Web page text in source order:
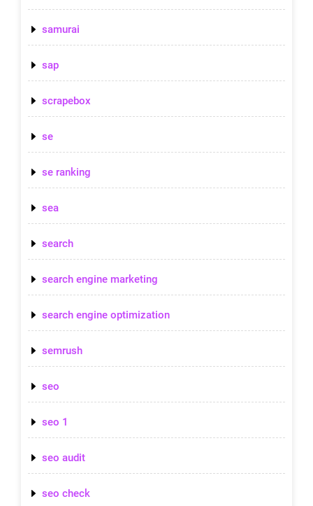
samurai
sap
scrapebox
se
se ranking
sea
search
search engine marketing
search engine optimization
semrush
seo
seo 1
seo audit
seo check